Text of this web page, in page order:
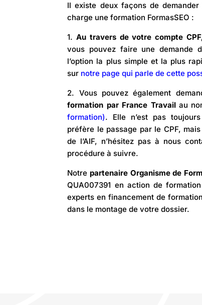
Il existe deux façons de
charge une formation FormasSEO :
1.Au travers de votre compte
vous pouvez faire une demande
l’option la plus simple et la plus
sur notre page qui parle de cette
2. Vous pouvez également
formation par France Travailau
formation). Elle n’est pas
préfère le passage par le CPF,
de l’AIF, n’hésitez pasà nous
procédure à suivre.
Notre partenaire Organisme de
QUA007391 en action de
experts en financement de
dans le montage de votre dossier.